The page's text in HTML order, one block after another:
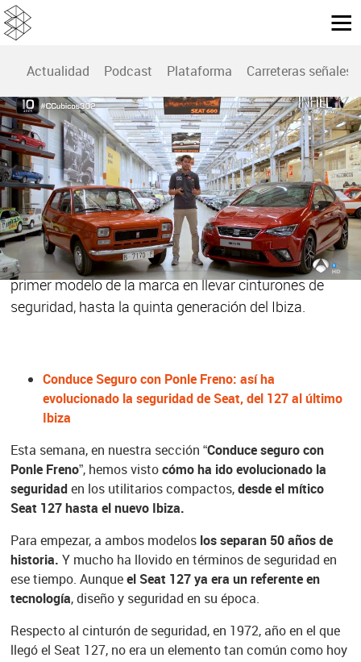
Actualidad Podcast Plataforma Carreteras señales
CONDUCE SEGURO CON PONLE FRENO | CENTÍMETROS CÚBICOS
Cómo ha evolucionado la seguridad en los
turismos estos últimos años
En la sección 'Conduce Seguro con Ponle Freno' del
programa Centímetros Cúbicos, repasamos la
evolución en materia de seguridad de Seat, desde el
primer modelo de la marca en llevar cinturones de
seguridad, hasta la quinta generación del Ibiza.
Conduce Seguro con Ponle Freno: así ha
evolucionado la seguridad de Seat, del 127 al último
Ibiza
Esta semana, en nuestra sección “Conduce seguro con
Ponle Freno”, hemos vistocómo ha ido evolucionado la
seguridaden los utilitarios compactos,desde el mítico
Seat 127 hasta el nuevo Ibiza.
Para empezar, a ambos modelos los separan 50 años de
historia. Y mucho ha llovido en términos de seguridad en
ese tiempo. Aunqueel Seat 127 ya era un referente en
tecnología, diseño y seguridad en su época.
Respecto al cinturón de seguridad, en 1972, año en el que
llegó el Seat 127, no era un elemento tan común como hoy